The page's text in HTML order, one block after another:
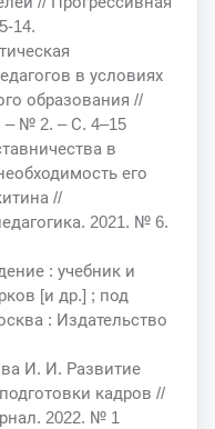
14.
в условиях
образования //
– № 2. – С. 4–15
в
его
//
2021. № 6.
: учебник и
[и др.] ; под
: Издательство
И. И. Развитие
кадров //
2022. № 1